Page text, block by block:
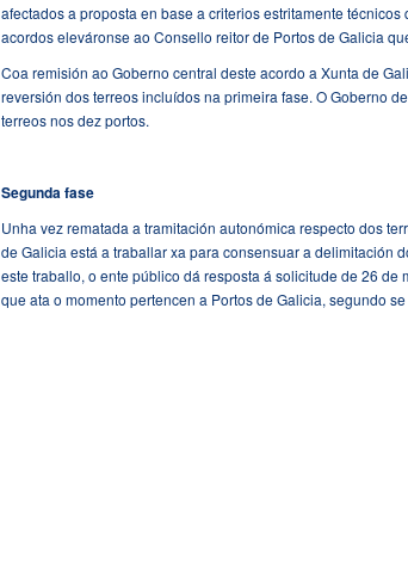
afectados a proposta en base a criterios estritamente
acordos eleváronse ao Consello reitor de Portos de Galicia
Coa remisión ao Goberno central deste acordo a Xunta de
reversión dos terreos incluídos na primeira fase. O Goberno
terreos nos dez portos.
Segunda fase
Unha vez rematada a tramitación autonómica respecto dos
de Galicia está a traballar xa para consensuar a delimitación
este traballo, o ente público dá resposta á solicitude de 26
que ata o momento pertencen a Portos de Galicia, segundo